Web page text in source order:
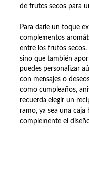
de frutos secos para
Para darle un toque
complementos
entre los frutos secos.
sino que también
puedes personalizar
con mensajes o
como cumpleaños,
recuerda elegir un
ramo, ya sea una
complemente el